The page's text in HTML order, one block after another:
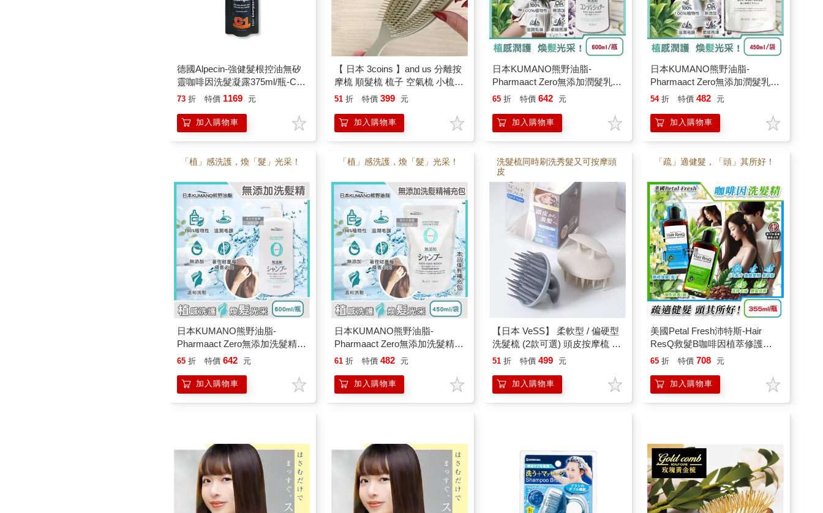
德國Alpecin-強健髮根控油無矽
靈咖啡因洗髮凝露375ml/瓶-C1
強健髮根(護髮洗髮精/男士調理
一般髮質適用)
73 折 特價 1169 元
加入購物車
【 日本 3coins 】and us 分離按
摩梳 順髮梳 梳子 空氣梳 小梳子
按摩梳
51 折 特價 399 元
加入購物車
日本KUMANO熊野油脂-
Pharmaact Zero無添加潤髮乳
600ml/瓶(植物性溫和修護潤絲
潤髮精華/不含香料色素防腐劑)
65 折 特價 642 元
加入購物車
日本KUMANO熊野油脂-
Pharmaact Zero無添加潤髮乳補
充包450ml/袋(植物性修護潤絲
潤髮精華/0香料色素防腐劑)
54 折 特價 482 元
加入購物車
「植」感洗護，煥「髮」光采！
日本KUMANO熊野油脂-
Pharmaact Zero無添加洗髮精
600ml/瓶(植物性潔淨修護洗髮
去味凝露/不含香料色素防腐劑)
65 折 特價 642 元
加入購物車
「植」感洗護，煥「髮」光采！
日本KUMANO熊野油脂-
Pharmaact Zero無添加洗髮精補
充包450ml/袋(植物性修護洗髮
去味凝露/0香料色素防腐劑)
61 折 特價 482 元
加入購物車
洗髮梳同時刷洗秀髮又可按摩頭
皮
【日本 VeSS】 柔軟型 / 偏硬型
洗髮梳 (2款可選) 頭皮按摩梳 洗
髮刷
51 折 特價 499 元
加入購物車
「疏」適健髮，「頭」其所好！
美國Petal Fresh沛特斯-Hair
ResQ救髮B咖啡因植萃修護洗
髮精355ml/瓶(髮根強健豐盈滋
液/無矽靈溫和養護洗髮水)
65 折 特價 708 元
加入購物車